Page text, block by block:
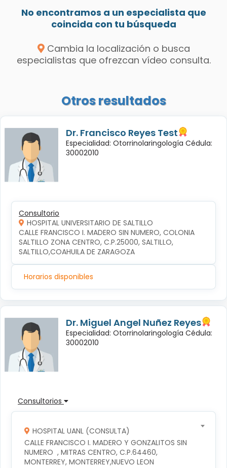
No encontramos a un especialista que
coincida con tu búsqueda
Cambia la localización o busca
especialistas que ofrezcan vídeo consulta.
Otros resultados
Dr. Francisco Reyes Test
Especialidad: Otorrinolaringología Cédula:
30002010
Consultorio
HOSPITAL UNIVERSITARIO DE SALTILLO
CALLE FRANCISCO I. MADERO SIN NUMERO, COLONIA
SALTILLO ZONA CENTRO, C.P.25000, SALTILLO,
SALTILLO,COAHUILA DE ZARAGOZA
Horarios disponibles
Dr. Miguel Angel Nuñez Reyes
Especialidad: Otorrinolaringología Cédula:
30002010
Consultorios
HOSPITAL UANL (CONSULTA)
CALLE FRANCISCO I. MADERO Y GONZALITOS SIN
NUMERO  , MITRAS CENTRO, C.P.64460,
MONTERREY, MONTERREY,NUEVO LEON